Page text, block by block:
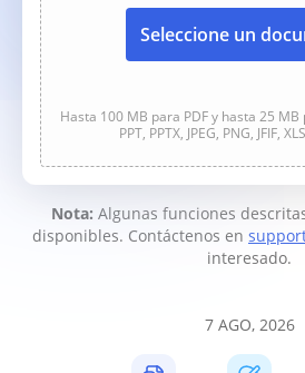
Seleccione un
Hasta 100 MB para PDF y hasta 25 MB
PPT, PPTX, JPEG, PNG, JFIF,
Nota: Algunas funciones
disponibles. Contáctenos en
interesado.
7 AGO, 2026